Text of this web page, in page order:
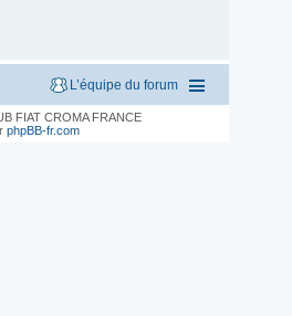
L’équipe du forum
FIAT CROMA FRANCE
phpBB-fr.com